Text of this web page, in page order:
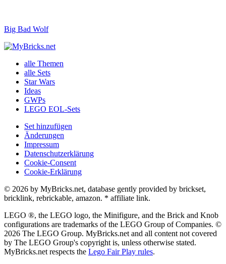
Big Bad Wolf
alle Themen
alle Sets
Star Wars
Ideas
GWPs
LEGO EOL-Sets
Set hinzufügen
Änderungen
Impressum
Datenschutzerklärung
Cookie-Consent
Cookie-Erklärung
© 2026 by MyBricks.net, database gently provided by brickset,
bricklink, rebrickable, amazon. * affiliate link.
LEGO ®, the LEGO logo, the Minifigure, and the Brick and Knob
configurations are trademarks of the LEGO Group of Companies. ©
2026 The LEGO Group. MyBricks.net and all content not covered
by The LEGO Group's copyright is, unless otherwise stated.
MyBricks.net respects the Lego Fair Play rules.